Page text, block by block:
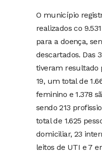
O município
realizados co
para a doença,
descartados. Das
tiveram resultado
19, um total de
feminino e 1.378
sendo 213
total de 1.625
domiciliar, 23
leitos de UTI e 7